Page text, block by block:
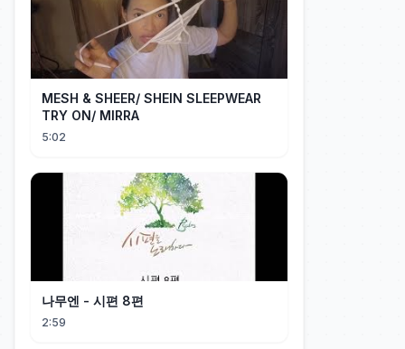
MESH & SHEER/ SHEIN SLEEPWEAR
TRY ON/ MIRRA
5:02
나무엔 - 시편 8편
2:59